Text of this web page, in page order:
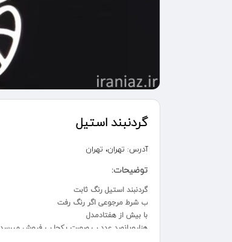
گردنبند استیل
آدرس: تهران، تهران
توضیحات:
گردنبند استیل رنگ ثابت
ب شرط مرجوعی اگر رنگ رفت
با بیش از هفتادمدل
هزاروپانصد عدد ب صورت یکجا ب فروش میرسد